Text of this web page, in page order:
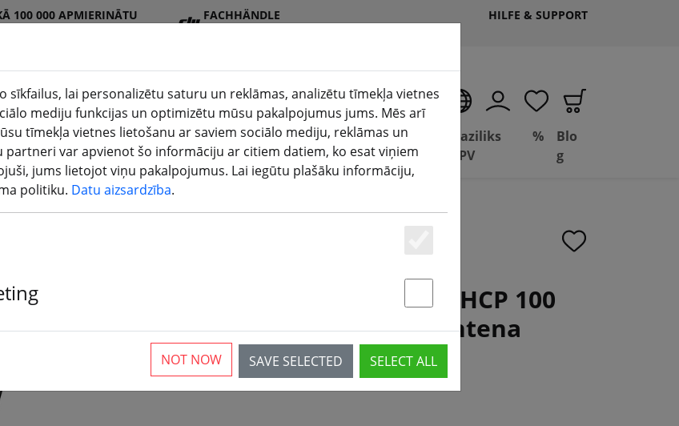
100 000 APMIERINĀTU
FACHHÄNDLE
HILFE & SUPPORT
LV
Baterija
s
Propeller
is
Aksesuā
ri
3D
drukāšana(aktuelle Seite)
Deal
Depot
Baziliks
FPV
%
Blo
g
Axisflying Prism V2 5,8G RHCP 100
mm Special Edition FPV antena
4 Pieejams
sīkfailus, lai personalizētu saturu un reklāmas, analizētu tīmekļa vietnes
mediju funkcijas un optimizētu mūsu pakalpojumus jums. Mēs arī
tīmekļa vietnes lietošanu ar saviem sociālo mediju, reklāmas un
var apvienot šo informāciju ar citiem datiem, ko esat viņiem
jums lietojot viņu pakalpojumus. Lai iegūtu plašāku informāciju,
politiku. Datu aizsardzība.
Statstik & Marketing
SAVE SELECTED SELECT ALL
NOT NOW